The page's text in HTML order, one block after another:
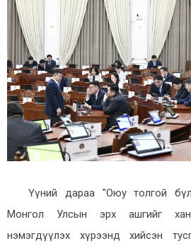
Үүний дараа "Оюу толгой
Монгол Улсын эрх ашгийг
нэмэгдүүлэх хүрээнд хийсэн